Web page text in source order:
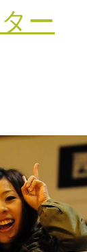
ー